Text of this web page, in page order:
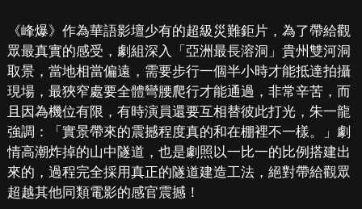
《峰爆》作為華語影壇少有的超級災難鉅片，為了帶給觀
眾最真實的感受，劇組深入「亞洲最長溶洞」貴州雙河洞
取景，當地相當偏遠，需要步行一個半小時才能抵達拍攝
現場，最狹窄處要全體彎腰爬行才能通過，非常辛苦，而
且因為機位有限，有時演員還要互相替彼此打光，朱一龍
強調：「實景帶來的震撼程度真的和在棚裡不一樣。」劇
情高潮炸掉的山中隧道，也是劇照以一比一的比例搭建出
來的，過程完全採用真正的隧道建造工法，絕對帶給觀眾
超越其他同類電影的感官震撼！